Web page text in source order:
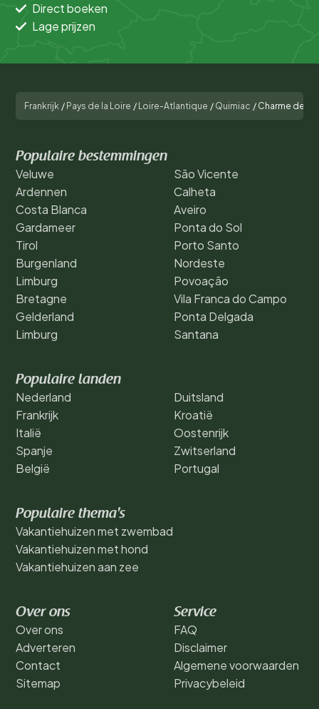
Direct boeken
Lage prijzen
Frankrijk / Pays de la Loire / Loire-Atlantique / Quimiac / Charme de la
Populaire bestemmingen
Veluwe
Ardennen
Costa Blanca
Gardameer
Tirol
Burgenland
Limburg
Bretagne
Gelderland
Limburg
São Vicente
Calheta
Aveiro
Ponta do Sol
Porto Santo
Nordeste
Povoação
Vila Franca do Campo
Ponta Delgada
Santana
Populaire landen
Nederland
Frankrijk
Italië
Spanje
België
Duitsland
Kroatië
Oostenrijk
Zwitserland
Portugal
Populaire thema's
Vakantiehuizen met zwembad
Vakantiehuizen met hond
Vakantiehuizen aan zee
Over ons
Over ons
Adverteren
Contact
Sitemap
Service
FAQ
Disclaimer
Algemene voorwaarden
Privacybeleid